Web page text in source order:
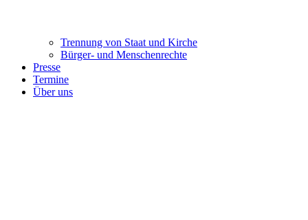
Trennung ​​​​​​​von Staat und Kirche
Bürger- und Menschenrechte
Presse
Termine
Über uns